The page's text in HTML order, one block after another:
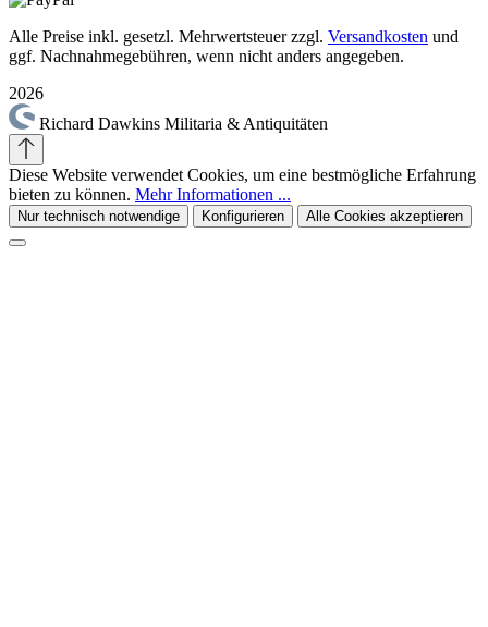
Alle Preise inkl. gesetzl. Mehrwertsteuer zzgl. Versandkosten und
ggf. Nachnahmegebühren, wenn nicht anders angegeben.
2026
Richard Dawkins Militaria & Antiquitäten
Diese Website verwendet Cookies, um eine bestmögliche Erfahrung
bieten zu können. Mehr Informationen ...
Nur technisch notwendige Konfigurieren Alle Cookies akzeptieren